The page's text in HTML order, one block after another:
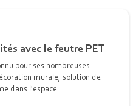
avec le feutre PET
pour ses nombreuses
murale, solution de
dans l'espace.